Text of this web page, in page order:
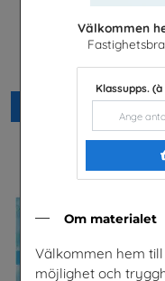
Välkommen
Klassupps. (à
Om materialet
Välkommen hem
möjlighet och
Bli kyl- och
jobba med framtidens
Beställ 0kr